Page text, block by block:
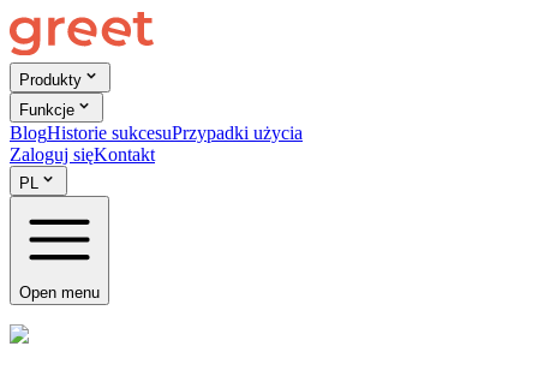
Produkty
Funkcje
BlogHistorie sukcesuPrzypadki użycia
Zaloguj sięKontakt
PL
Open menu